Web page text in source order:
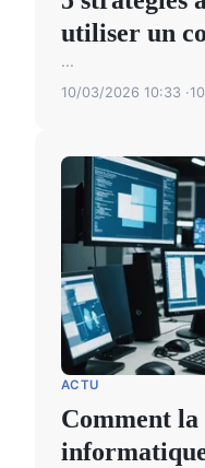
utiliser un
...
10/03/2026 10:33
ACTU
Comment la